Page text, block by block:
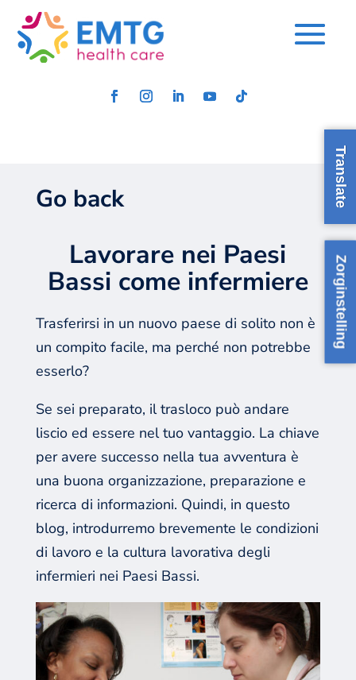
Zorginstelling
Go back
Lavorare nei Paesi
Bassi come infermiere
Trasferirsi in un nuovo paese di solito non è
un compito facile, ma perché non potrebbe
esserlo?
Se sei preparato, il trasloco può andare
liscio ed essere nel tuo vantaggio. La chiave
per avere successo nella tua avventura è
una buona organizzazione, preparazione e
ricerca di informazioni. Quindi, in questo
blog, introdurremo brevemente le condizioni
di lavoro e la cultura lavorativa degli
infermieri nei Paesi Bassi.
Translate